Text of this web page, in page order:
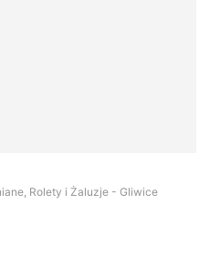
Rolety i Żaluzje - Gliwice